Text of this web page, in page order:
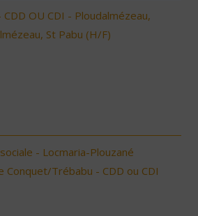
OU CDI - Ploudalmézeau,
St Pabu (H/F)
- Locmaria-Plouzané
Conquet/Trébabu - CDD ou CDI